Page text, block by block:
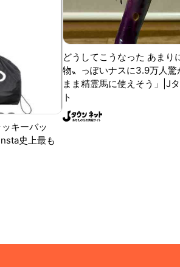
キーバッ
史上最も
どうしてこうなった あまり
物〟っぽいナスに3.9万人驚
まま精霊馬に使えそう」|J
ト